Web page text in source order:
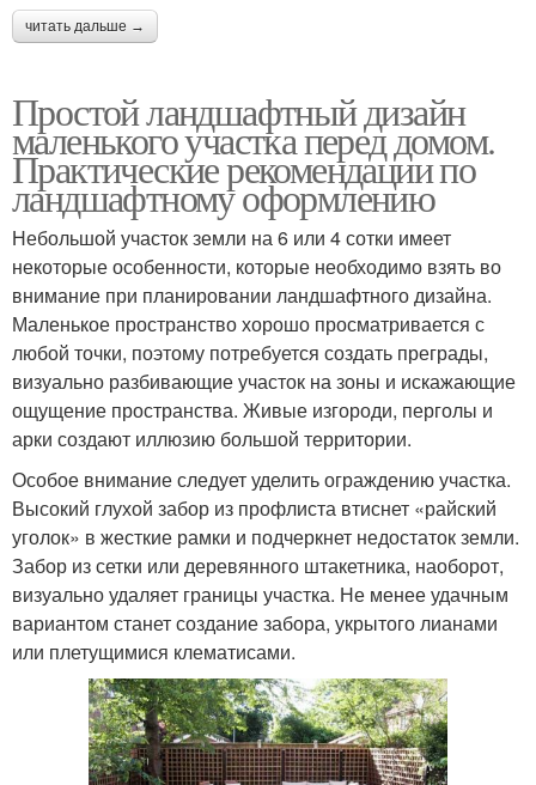
читать дальше →
Простой ландшафтный дизайн
маленького участка перед домом.
Практические рекомендации по
ландшафтному оформлению
Небольшой участок земли на 6 или 4 сотки имеет
некоторые особенности, которые необходимо взять во
внимание при планировании ландшафтного дизайна.
Маленькое пространство хорошо просматривается с
любой точки, поэтому потребуется создать преграды,
визуально разбивающие участок на зоны и искажающие
ощущение пространства. Живые изгороди, перголы и
арки создают иллюзию большой территории.
Особое внимание следует уделить ограждению участка.
Высокий глухой забор из профлиста втиснет «райский
уголок» в жесткие рамки и подчеркнет недостаток земли.
Забор из сетки или деревянного штакетника, наоборот,
визуально удаляет границы участка. Не менее удачным
вариантом станет создание забора, укрытого лианами
или плетущимися клематисами.